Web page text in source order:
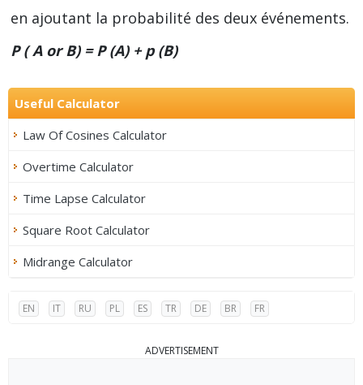
en ajoutant la probabilité des deux événements.
P ( A orB) = P (A) + p (B)
Useful Calculator
Law Of Cosines Calculator
Overtime Calculator
Time Lapse Calculator
Square Root Calculator
Midrange Calculator
EN IT RU PL ES TR DE BR FR
ADVERTISEMENT